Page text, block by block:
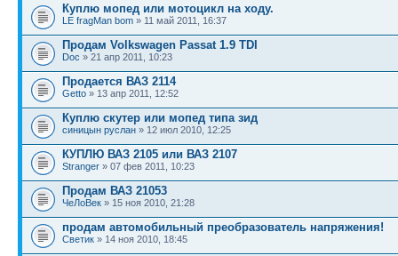
Куплю мопед или мотоцикл на ходу.
LE fragMan bom » 11 май 2011, 16:37
Продам Volkswagen Passat 1.9 TDI
Doc » 21 апр 2011, 10:23
Продается ВАЗ 2114
Getto » 13 апр 2011, 12:52
Куплю скутер или мопед типа зид
синицын руслан » 12 июл 2010, 12:25
КУПЛЮ ВАЗ 2105 или ВАЗ 2107
Stranger » 07 фев 2011, 10:23
Продам ВАЗ 21053
ЧеЛоВек » 15 ноя 2010, 21:28
продам автомобильный преобразователь напряжения!
Светик » 14 ноя 2010, 18:45